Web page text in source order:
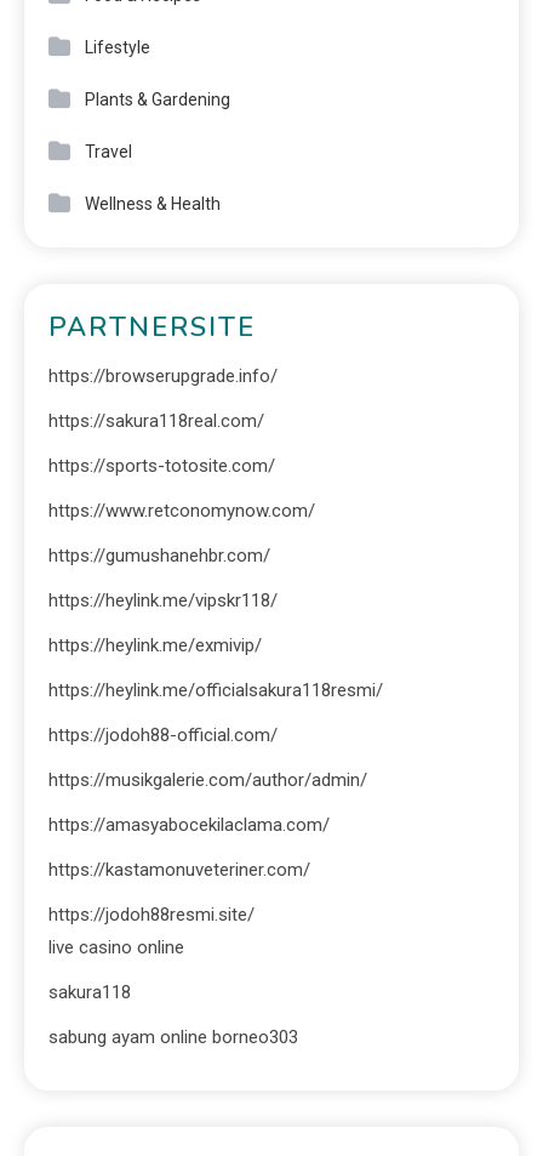
Lifestyle
Plants & Gardening
Travel
Wellness & Health
PARTNERSITE
https://browserupgrade.info/
https://sakura118real.com/
https://sports-totosite.com/
https://www.retconomynow.com/
https://gumushanehbr.com/
https://heylink.me/vipskr118/
https://heylink.me/exmivip/
https://heylink.me/officialsakura118resmi/
https://jodoh88-official.com/
https://musikgalerie.com/author/admin/
https://amasyabocekilaclama.com/
https://kastamonuveteriner.com/
https://jodoh88resmi.site/
live casino online
sakura118
sabung ayam online borneo303